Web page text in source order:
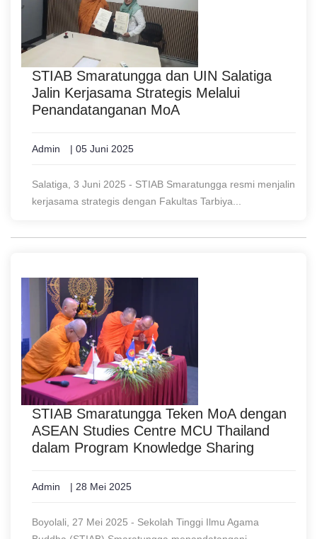
STIAB Smaratungga dan UIN Salatiga
Jalin Kerjasama Strategis Melalui
Penandatanganan MoA
Admin | 05 Juni 2025
Salatiga, 3 Juni 2025 - STIAB Smaratungga resmi menjalin
kerjasama strategis dengan Fakultas Tarbiya...
STIAB Smaratungga Teken MoA dengan
ASEAN Studies Centre MCU Thailand
dalam Program Knowledge Sharing
Admin | 28 Mei 2025
Boyolali, 27 Mei 2025 - Sekolah Tinggi Ilmu Agama